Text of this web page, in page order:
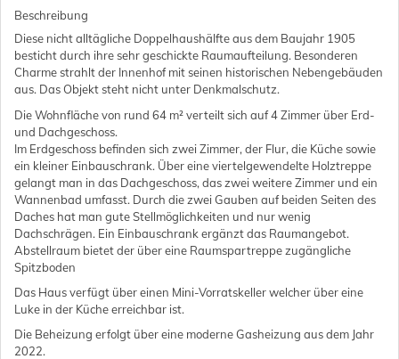
Beschreibung
Diese nicht alltägliche Doppelhaushälfte aus dem Baujahr 1905
besticht durch ihre sehr geschickte Raumaufteilung. Besonderen
Charme strahlt der Innenhof mit seinen historischen Nebengebäuden
aus. Das Objekt steht nicht unter Denkmalschutz.
Die Wohnfläche von rund 64 m² verteilt sich auf 4 Zimmer über Erd-
und Dachgeschoss.
Im Erdgeschoss befinden sich zwei Zimmer, der Flur, die Küche sowie
ein kleiner Einbauschrank. Über eine viertelgewendelte Holztreppe
gelangt man in das Dachgeschoss, das zwei weitere Zimmer und ein
Wannenbad umfasst. Durch die zwei Gauben auf beiden Seiten des
Daches hat man gute Stellmöglichkeiten und nur wenig
Dachschrägen. Ein Einbauschrank ergänzt das Raumangebot.
Abstellraum bietet der über eine Raumspartreppe zugängliche
Spitzboden
Das Haus verfügt über einen Mini-Vorratskeller welcher über eine
Luke in der Küche erreichbar ist.
Die Beheizung erfolgt über eine moderne Gasheizung aus dem Jahr
2022.